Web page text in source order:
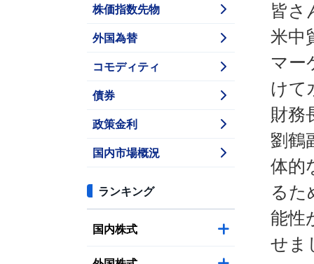
株価指数先物
外国為替
コモディティ
債券
政策金利
国内市場概況
ランキング
国内株式
皆さ
米中
マー
けて
財務
劉鶴
体的
るた
能性
せま